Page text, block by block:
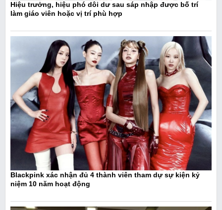
Hiệu trưởng, hiệu phó dôi dư sau sáp nhập được bố trí
làm giáo viên hoặc vị trí phù hợp
Blackpink xác nhận đủ 4 thành viên tham dự sự kiện kỷ
niệm 10 năm hoạt động